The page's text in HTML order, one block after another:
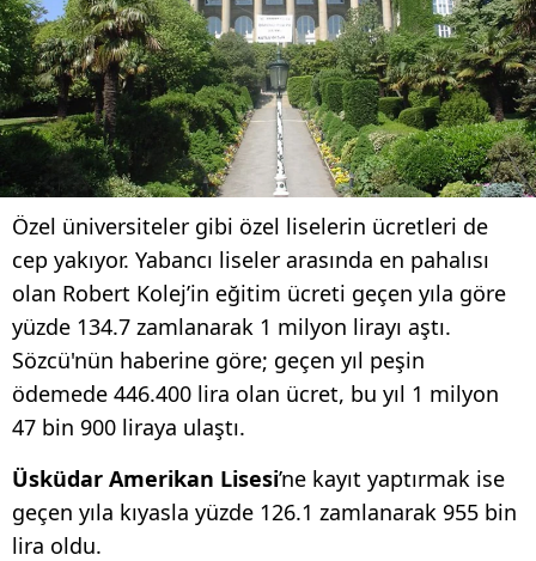
Özel üniversiteler gibi özel liselerin ücretleri de
cep yakıyor. Yabancı liseler arasında en pahalısı
olan Robert Kolej’in eğitim ücreti geçen yıla göre
yüzde 134.7 zamlanarak 1 milyon lirayı aştı.
Sözcü'nün haberine göre; geçen yıl peşin
ödemede 446.400 lira olan ücret, bu yıl 1 milyon
47 bin 900 liraya ulaştı.
Üsküdar Amerikan Lisesi’ne kayıt yaptırmak ise
geçen yıla kıyasla yüzde 126.1 zamlanarak 955 bin
lira oldu.